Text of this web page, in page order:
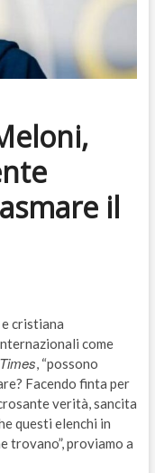
il
cristiana
come
Times, “possono
Facendo finta per
verità, sancita
questi elenchi in
trovano”, proviamo a